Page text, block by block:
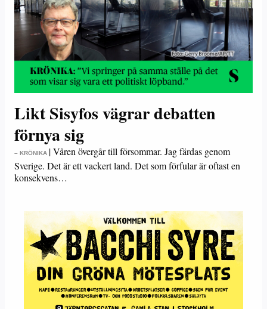
Likt Sisyfos vägrar debatten
förnya sig
– KRÖNIKA |Våren övergår till försommar. Jag färdas genom
Sverige. Det är ett vackert land. Det som förfular är oftast en
konsekvens…